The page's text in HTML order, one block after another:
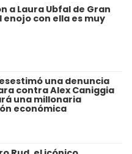
a Laura Ubfal de Gran
enojo con ella es muy
una denuncia
contra Alex Caniggia
una millonaria
económica